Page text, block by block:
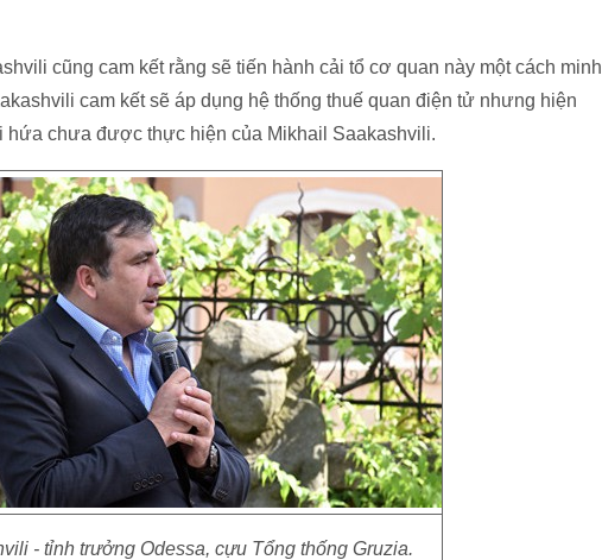
cũng cam kết rằng sẽ tiến hành cải tổ cơ quan này một cách minh
cam kết sẽ áp dụng hệ thống thuế quan điện tử nhưng hiện
hứa chưa được thực hiện của Mikhail Saakashvili.
- tỉnh trưởng Odessa, cựu Tổng thống Gruzia.